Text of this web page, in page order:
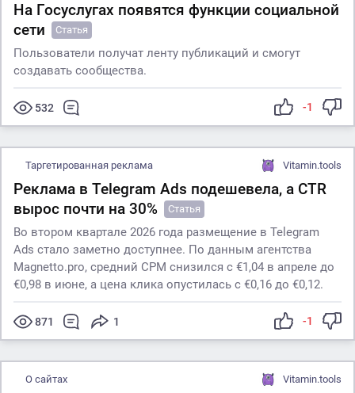
На Госуслугах появятся функции социальной
сети
Статья
Пользователи получат ленту публикаций и смогут
создавать сообщества.
532 -1
Таргетированная реклама Vitamin.tools
Реклама в Telegram Ads подешевела, а CTR
вырос почти на 30%
Статья
Во втором квартале 2026 года размещение в Telegram
Ads стало заметно доступнее. По данным агентства
Magnetto.pro, средний CPM снизился с €1,04 в апреле до
€0,98 в июне, а цена клика опустилась с €0,16 до €0,12.
871 1 -1
О сайтах Vitamin.tools